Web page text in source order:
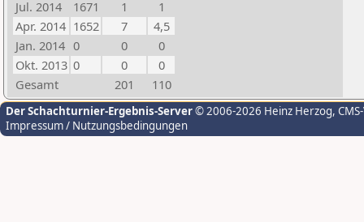
Jul. 2014 1671 1
1
Apr. 2014 1652 7
4,5
Jan. 2014 0 0
0
Okt. 2013 0 0
0
Gesamt
201 110
Der Schachturnier-Ergebnis-Server© 2006-2026 Heinz Herzog,
Impressum / Nutzungsbedingungen